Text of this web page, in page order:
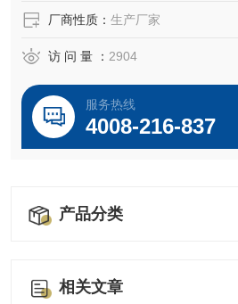
厂商性质： 生产厂家
访 问 量 ： 2904
服务热线
4008-216-837
产品分类
相关文章